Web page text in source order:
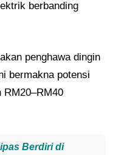
berbanding
penghawa dingin
bermakna potensi
RM20–RM40
Berdiri di